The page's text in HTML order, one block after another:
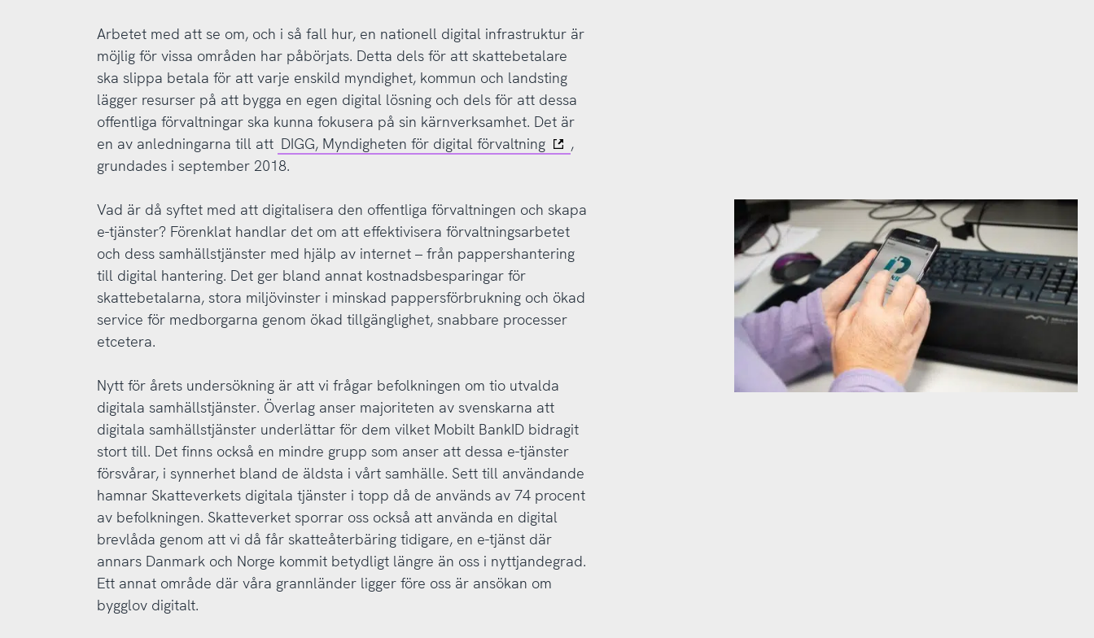
Arbetet med att se om, och i så fall hur, en nationell digital infrastruktur är
möjlig för vissa områden har påbörjats. Detta dels för att skattebetalare
ska slippa betala för att varje enskild myndighet, kommun och landsting
lägger resurser på att bygga en egen digital lösning och dels för att dessa
offentliga förvaltningar ska kunna fokusera på sin kärnverksamhet. Det är
en av anledningarna till att DIGG, Myndigheten för digital förvaltning
,
grundades i september 2018.
Vad är då syftet med att digitalisera den offentliga förvaltningen och skapa
e-tjänster? Förenklat handlar det om att effektivisera förvaltningsarbetet
och dess samhällstjänster med hjälp av internet – från pappershantering
till digital hantering. Det ger bland annat kostnadsbesparingar för
skattebetalarna, stora miljövinster i minskad pappersförbrukning och ökad
service för medborgarna genom ökad tillgänglighet, snabbare processer
etcetera.
Nytt för årets undersökning är att vi frågar befolkningen om tio utvalda
digitala samhällstjänster. Överlag anser majoriteten av svenskarna att
digitala samhällstjänster underlättar för dem vilket Mobilt BankID bidragit
stort till. Det finns också en mindre grupp som anser att dessa e-tjänster
försvårar, i synnerhet bland de äldsta i vårt samhälle. Sett till användande
hamnar Skatteverkets digitala tjänster i topp då de används av 74 procent
av befolkningen. Skatteverket sporrar oss också att använda en digital
brevlåda genom att vi då får skatteåterbäring tidigare, en e-tjänst där
annars Danmark och Norge kommit betydligt längre än oss i nyttjandegrad.
Ett annat område där våra grannländer ligger före oss är ansökan om
bygglov digitalt.